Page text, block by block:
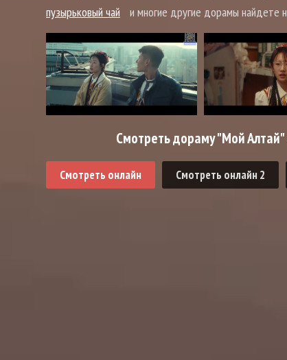
пузырьковый чай
и многие другие дорамы найдете
Смотреть дораму "Мой Алтай"
Смотреть онлайн Смотреть онлайн 2